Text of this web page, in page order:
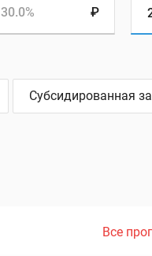
₽
30.0%
Субсидированная
Все